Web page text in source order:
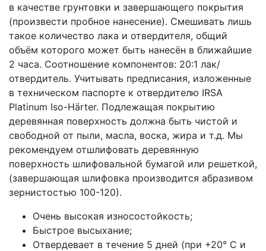
в качестве грунтовки и завершающего покрытия
(произвести пробное нанесение). Смешивать лишь
такое количество лака и отвердителя, общий
объём которого может быть нанесён в ближайшие
2 часа. Соотношение компонентов: 20:1 лак/
отвердитель. Учитывать предписания, изложенные
в техническом паспорте к отвердителю IRSA
Platinum Iso-Härter. Подлежащая покрытию
деревянная поверхность должна быть чистой и
свободной от пыли, масла, воска, жира и т.д. Мы
рекомендуем отшлифовать деревянную
поверхность шлифовальной бумагой или решеткой,
(завершающая шлифовка производится абразивом
зернистостью 100-120).
Очень высокая износостойкость;
Быстрое высыхание;
Отвердевает в течение 5 дней (при +20° С и